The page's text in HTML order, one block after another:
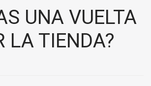
UNA VUELTA
LA TIENDA?